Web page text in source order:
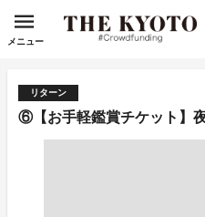
メニュー
リターン
⑥【お手軽鑑賞チケット】